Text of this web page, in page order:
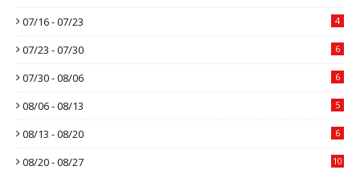
07/16 - 07/23 4
07/23 - 07/30 6
07/30 - 08/06 6
08/06 - 08/13 5
08/13 - 08/20 6
08/20 - 08/27 10